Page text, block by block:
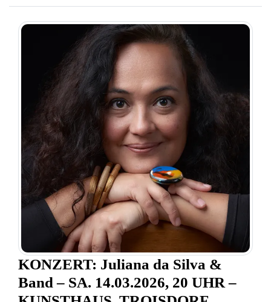
KONZERT: Juliana da Silva &
Band – SA. 14.03.2026, 20 UHR –